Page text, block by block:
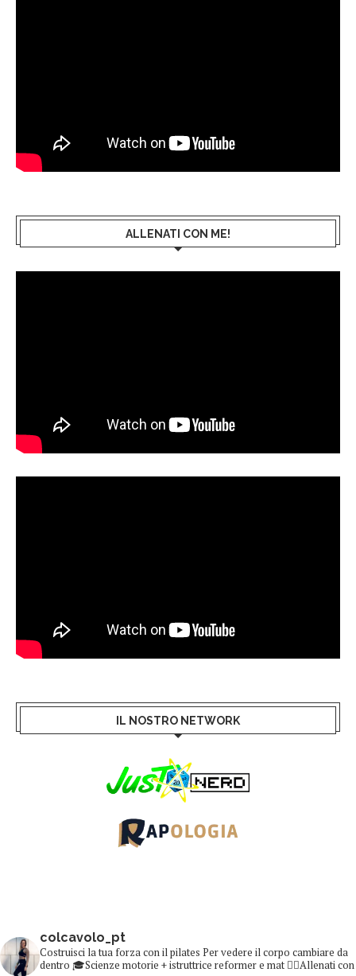
ALLENATI CON ME!
IL NOSTRO NETWORK
colcavolo_pt
Costruisci la tua forza con il pilates Per vedere il corpo cambiare da
dentro 🎓Scienze motorie + istruttrice reformer e mat 👇🏻Allenati con